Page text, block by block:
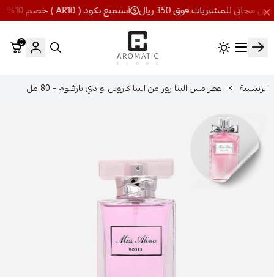
أستمتع بكود ( AR10 ) خصم 10% شحن مجاني للمشتريات فوق 350 ريال
اروماتيك كلاود
0
الرئيسية عطر مس الينا روز من الينا كارويل او دي بارفيوم - 80 مل